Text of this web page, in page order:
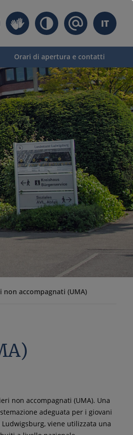
IT
Orari di apertura e contatti
accompagnati (UMA)
non accompagnati (UMA). Una
adeguata per i giovani
viene utilizzata una